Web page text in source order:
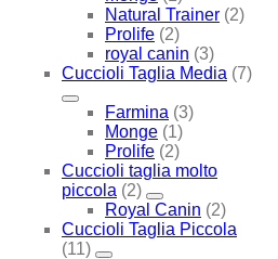
Natural Trainer (2)
Prolife (2)
royal canin (3)
Cuccioli Taglia Media (7)
Farmina (3)
Monge (1)
Prolife (2)
Cuccioli taglia molto
piccola (2)
Royal Canin (2)
Cuccioli Taglia Piccola
(11)